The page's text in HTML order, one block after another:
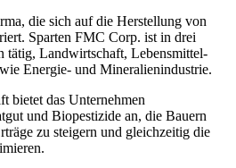
die sich auf die Herstellung von
Sparten FMC Corp. ist in drei
tätig, Landwirtschaft, Lebensmittel-
Energie- und Mineralienindustrie.
bietet das Unternehmen
und Biopestizide an, die Bauern
zu steigern und gleichzeitig die